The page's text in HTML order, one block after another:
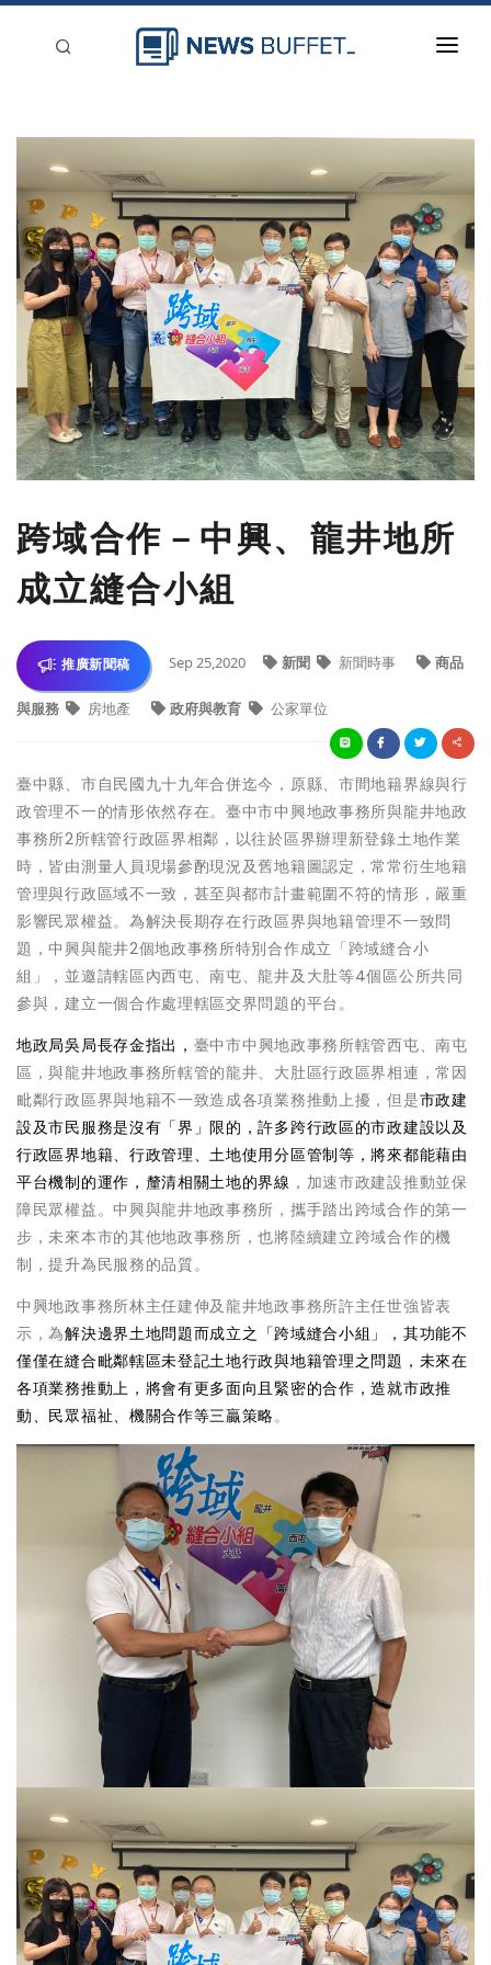
刊登
跨域合作－中興、龍井地所
成立縫合小組
推廣新聞稿 Sep 25,2020 新聞 新聞時事 商品
與服務 房地產 政府與教育 公家單位
臺中縣、市自民國九十九年合併迄今，原縣、市間地籍界線與行
政管理不一的情形依然存在。臺中市中興地政事務所與龍井地政
事務所2所轄管行政區界相鄰，以往於區界辦理新登錄土地作業
時，皆由測量人員現場參酌現況及舊地籍圖認定，常常衍生地籍
管理與行政區域不一致，甚至與都市計畫範圍不符的情形，嚴重
影響民眾權益。為解決長期存在行政區界與地籍管理不一致問
題，中興與龍井2個地政事務所特別合作成立「跨域縫合小
組」，並邀請轄區內西屯、南屯、龍井及大肚等4個區公所共同
參與，建立一個合作處理轄區交界問題的平台。
地政局吳局長存金指出， 臺中市中興地政事務所轄管西屯、南屯
區，與龍井地政事務所轄管的龍井、大肚區行政區界相連，常因
毗鄰行政區界與地籍不一致造成各項業務推動上擾，但是市政建
設及市民服務是沒有「界」限的，許多跨行政區的市政建設以及
行政區界地籍、行政管理、土地使用分區管制等，將來都能藉由
平台機制的運作，釐清相關土地的界線 ，加速市政建設推動並保
障民眾權益。中興與龍井地政事務所，攜手踏出跨域合作的第一
步，未來本市的其他地政事務所，也將陸續建立跨域合作的機
制，提升為民服務的品質。
中興地政事務所林主任建伸及龍井地政事務所許主任世強皆表
示，為解決邊界土地問題而成立之「跨域縫合小組」，其功能不
僅僅在縫合毗鄰轄區未登記土地行政與地籍管理之問題，未來在
各項業務推動上，將會有更多面向且緊密的合作，造就市政推
動、民眾福祉、機關合作等三贏策略。